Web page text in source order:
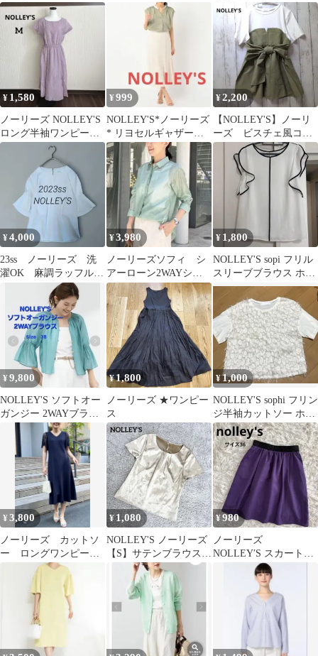
掲載 イレギュラーヘ
ムスカート 洗える
レアースカート✿ウエ
ストゴム✿ゆったり
¥ 1,580
ノーリーズ NOLLEY'S
ロング半袖ワンピース
ラベンダー パープルピ
¥999
NOLLEY'S*ノーリーズ
* リヨセルギャザーカ
ットブラウス３８
¥2,200
【NOLLEY'S】ノーリ
ーズ ビスチェ風コン
ビTシャツ
¥4,000
23ss ノーリーズ 洗
濯OK 麻調ラッフルス
リーブブラウス きれ
¥3,980
ノーリーズソフィ シ
アーローン2WAYシャ
ツ シアーシャツ グ
リーン
¥ 1,800
NOLLEY'S sopi フリル
スリーブブラウス ホワ
イト 36
¥9,800
NOLLEY'S ソフトオー
ガンジー 2WAYブラウ
¥1,800
ノーリーズ ★ワンピー
ス
¥1,000
NOLLEY'S sophi フリン
ジ半袖カットソー ホワ
イト
¥3,800
ノーリーズ カットソ
ー ロングワンピー
ス 袖レース 36 S 定
価1,7万円
¥1,080
NOLLEY'S ノーリーズ
【S】サテンブラウス
光沢感 ベージュ 日本製
¥980
ノーリーズ
NOLLEY′S スカート
フレアスカート 紫
パープル 36